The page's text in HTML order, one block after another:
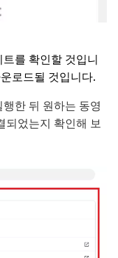
를 확인할 것입니
로드될 것입니다.
한 뒤 원하는 동영
되었는지 확인해 보